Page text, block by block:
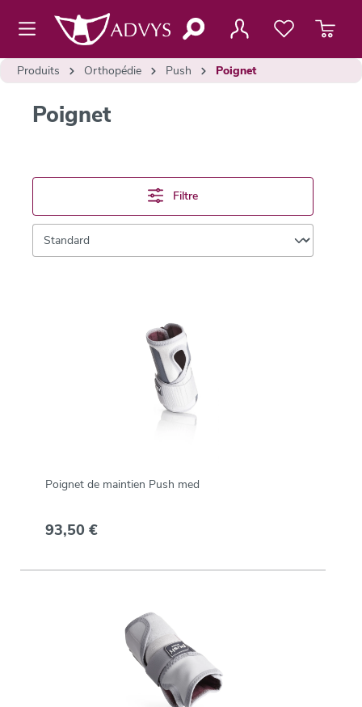
principal
Produits Orthopédie Push Poignet
Poignet
Filtre
Poignet de maintien Push med
93,50 €